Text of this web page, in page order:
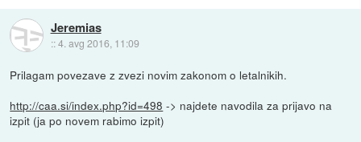
Jeremias
::4. avg 2016, 11:09
Prilagam povezave z zvezi novim zakonom o letalnikih.
http://caa.si/index.php?id=498 -> najdete navodila za prijavo na
izpit (ja po novem rabimo izpit)